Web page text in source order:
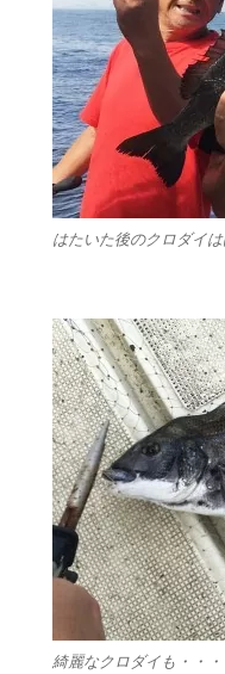
はたいた後のクロダイ
綺麗なクロダイも・・・